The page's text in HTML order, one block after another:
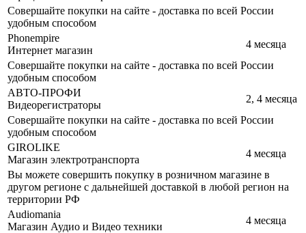
Совершайте покупки на сайте - доставка по всей России
удобным способом
Phonempire
Интернет магазин
4 месяца
Совершайте покупки на сайте - доставка по всей России
удобным способом
АВТО-ПРОФИ
Видеорегистраторы
2, 4 месяца
Совершайте покупки на сайте - доставка по всей России
удобным способом
GIROLIKE
Магазин электротранспорта
4 месяца
Вы можете совершить покупку в розничном магазине в
другом регионе с дальнейшей доставкой в любой регион на
территории РФ
Audiomania
Магазин Аудио и Видео техники
4 месяца